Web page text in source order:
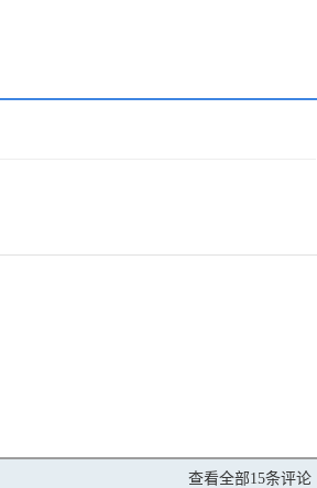
查看全部15条评论